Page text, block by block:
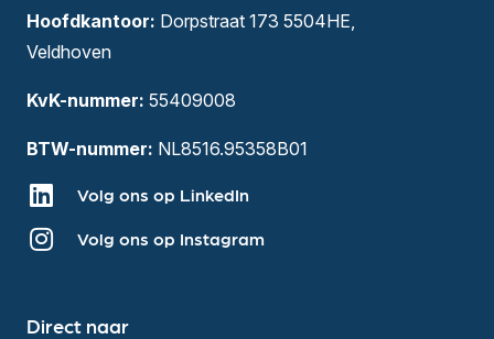
Hoofdkantoor: Dorpstraat 173 5504HE,
Veldhoven
KvK-nummer: 55409008
BTW-nummer: NL8516.95358B01
Volg ons op LinkedIn
Volg ons op Instagram
Direct naar